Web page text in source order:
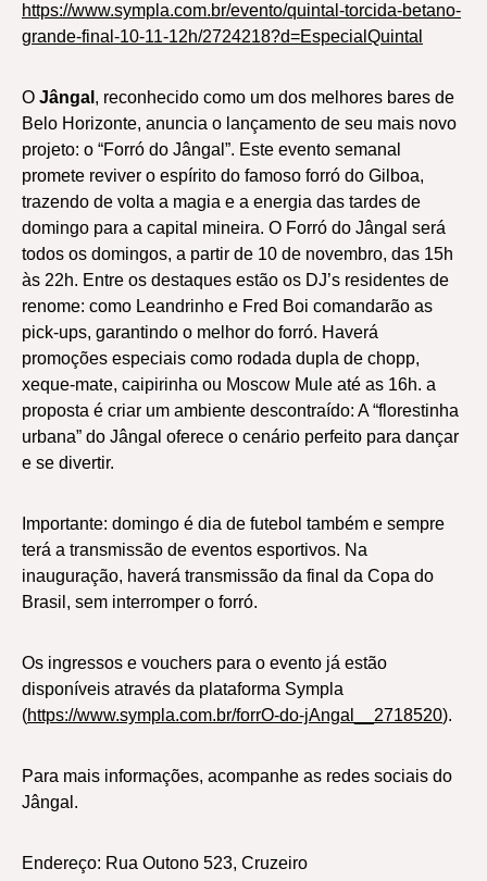
https://www.sympla.com.br/evento/quintal-torcida-betano-
grande-final-10-11-12h/2724218?d=EspecialQuintal
O Jângal , reconhecido como um dos melhores bares de
Belo Horizonte, anuncia o lançamento de seu mais novo
projeto: o “Forró do Jângal”. Este evento semanal
promete reviver o espírito do famoso forró do Gilboa,
trazendo de volta a magia e a energia das tardes de
domingo para a capital mineira. O Forró do Jângal será
todos os domingos, a partir de 10 de novembro, das 15h
às 22h. Entre os destaques estão os DJ’s residentes de
renome: como Leandrinho e Fred Boi comandarão as
pick-ups, garantindo o melhor do forró. Haverá
promoções especiais como rodada dupla de chopp,
xeque-mate, caipirinha ou Moscow Mule até as 16h. a
proposta é criar um ambiente descontraído: A “florestinha
urbana” do Jângal oferece o cenário perfeito para dançar
e se divertir.
Importante: domingo é dia de futebol também e sempre
terá a transmissão de eventos esportivos. Na
inauguração, haverá transmissão da final da Copa do
Brasil, sem interromper o forró.
Os ingressos e vouchers para o evento já estão
disponíveis através da plataforma Sympla
(https://www.sympla.com.br/forrO-do-jAngal__2718520).
Para mais informações, acompanhe as redes sociais do
Jângal.
Endereço: Rua Outono 523, Cruzeiro